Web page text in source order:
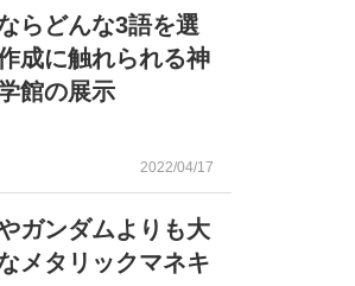
らどんな3語を選
成に触れられる神
館の展示
2022/04/17
ガンダムよりも大
メタリックマネキ